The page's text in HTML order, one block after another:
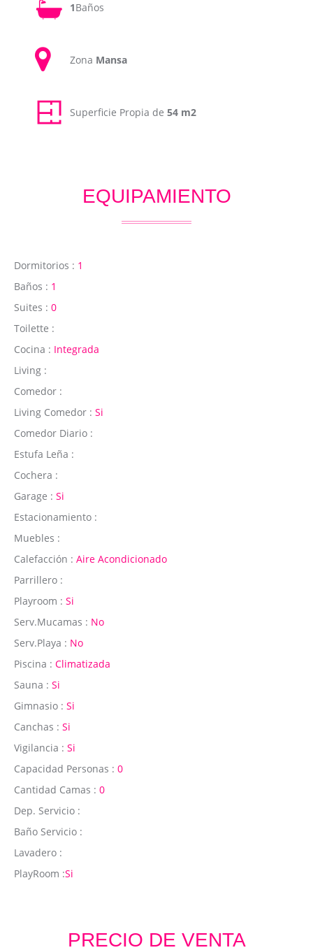
1Baños
Zona Mansa
Superficie Propia de 54 m2
EQUIPAMIENTO
Dormitorios : 1
Baños : 1
Suites : 0
Toilette :
Cocina : Integrada
Living :
Comedor :
Living Comedor : Si
Comedor Diario :
Estufa Leña :
Cochera :
Garage : Si
Estacionamiento :
Muebles :
Calefacción : Aire Acondicionado
Parrillero :
Playroom : Si
Serv.Mucamas : No
Serv.Playa : No
Piscina : Climatizada
Sauna : Si
Gimnasio : Si
Canchas : Si
Vigilancia : Si
Capacidad Personas : 0
Cantidad Camas : 0
Dep. Servicio :
Baño Servicio :
Lavadero :
PlayRoom :Si
PRECIO DE VENTA